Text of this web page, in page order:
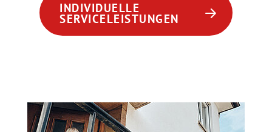
INDIVIDUELLE
SERVICELEISTUNGEN